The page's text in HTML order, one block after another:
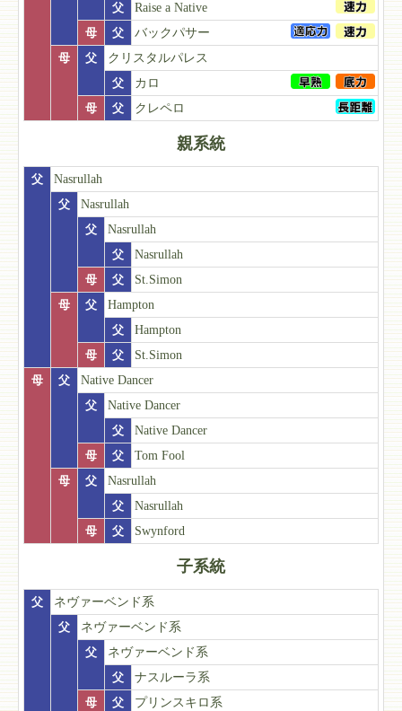
父
Raise a Native
母
父
バックパサー
母
父
クリスタルパレス
父
カロ
母
父 クレペロ
親系統
父
Nasrullah
父
Nasrullah
父
Nasrullah
父
Nasrullah
母
父
St.Simon
母
父
Hampton
父
Hampton
母
父
St.Simon
母
父
Native Dancer
父
Native Dancer
父
Native Dancer
母
父
Tom Fool
母
父
Nasrullah
父
Nasrullah
母
父 Swynford
子系統
父
ネヴァーベンド系
父
ネヴァーベンド系
父
ネヴァーベンド系
父
ナスルーラ系
母
父
プリンスキロ系